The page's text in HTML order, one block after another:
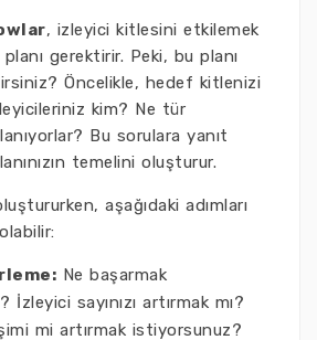
, izleyici kitlesini etkilemek
gerektirir. Peki, bu planı
Öncelikle, hedef kitlenizi
kim? Ne tür
Bu sorulara yanıt
temelini oluşturur.
aşağıdaki adımları
Ne başarmak
sayınızı artırmak mı?
mi artırmak istiyorsunuz?